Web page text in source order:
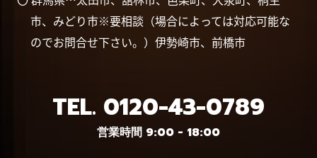
市、みどり市※要相談（場合によっては対応可能な
のでお問合せ下さい。）伊勢崎市、前橋市
TEL. 0120-43-0789
営業時間 9:00 - 18:00